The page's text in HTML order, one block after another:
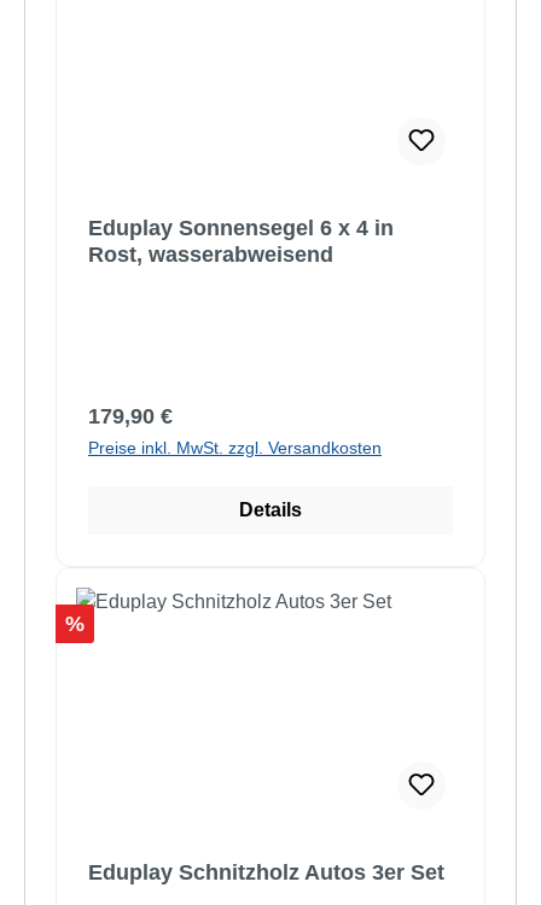
Eduplay Sonnensegel 6 x 4 in
Rost, wasserabweisend
Regulärer Preis:
179,90 €
Preise inkl. MwSt. zzgl. Versandkosten
Details
Rabatt
%
Eduplay Schnitzholz Autos 3er Set